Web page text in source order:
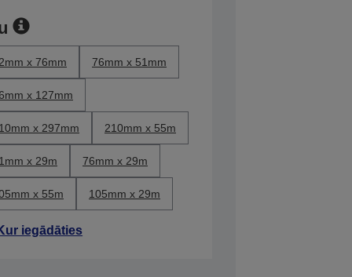
x 76mm 76mm x 51mm
x 127mm
x 297mm 210mm x 55m
x 29m 76mm x 29m
x 55m 105mm x 29m
iegādāties